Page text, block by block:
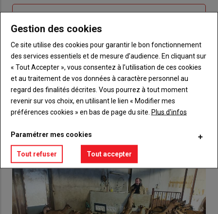
titre
TITRE CRÉEZ UN COMPTE
BodyChoisissez votre formule et créez votre
compte pour accéder à tout {nom-site}.
Lien Créez un compte
Gestion des cookies
Ce site utilise des cookies pour garantir le bon fonctionnement
des services essentiels et de mesure d’audience. En cliquant sur
« Tout Accepter », vous consentez à l’utilisation de ces cookies
et au traitement de vos données à caractère personnel au
regard des finalités décrites. Vous pourrez à tout moment
revenir sur vos choix, en utilisant le lien « Modifier mes
préférences cookies » en bas de page du site. Plus d'infos
Paramétrer mes cookies
Tout refuser Tout accepter